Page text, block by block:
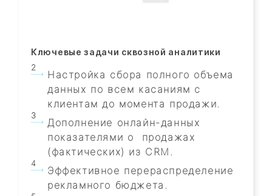
Ключевые задачи сквозной аналитики
Настройка сбора полного объема
данных по всем касаниям с
клиентам до момента продажи.
Дополнение онлайн-данных
показателями о продажах
(фактических) из CRM.
Эффективное перераспределение
рекламного бюджета.